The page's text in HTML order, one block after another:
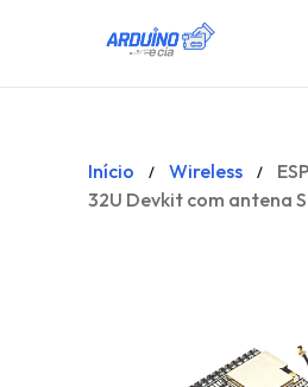
Início / Wireless /
32U Devkit com antena